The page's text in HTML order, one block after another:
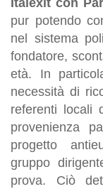
pur potendo
nel sistema
fondatore,
età. In
necessità di
referenti locali
provenienza
progetto
gruppo
prova. Ciò